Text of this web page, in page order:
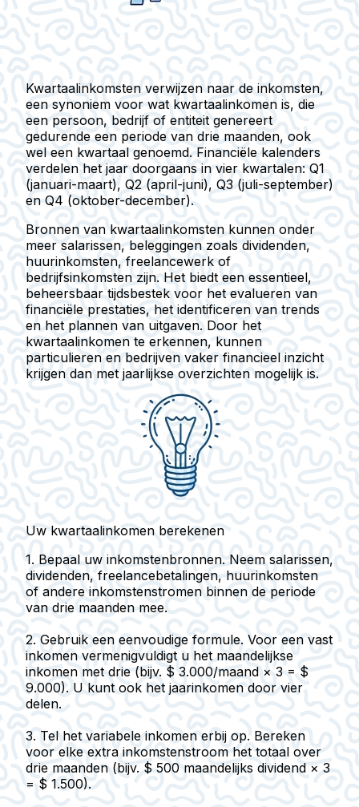
Kwartaalinkomsten verwijzen naar de inkomsten,
een synoniem voor wat kwartaalinkomen is, die
een persoon, bedrijf of entiteit genereert
gedurende een periode van drie maanden, ook
wel een kwartaal genoemd. Financiële kalenders
verdelen het jaar doorgaans in vier kwartalen: Q1
(januari-maart), Q2 (april-juni), Q3 (juli-september)
en Q4 (oktober-december).
Bronnen van kwartaalinkomsten kunnen onder
meer salarissen, beleggingen zoals dividenden,
huurinkomsten, freelancewerk of
bedrijfsinkomsten zijn. Het biedt een essentieel,
beheersbaar tijdsbestek voor het evalueren van
financiële prestaties, het identificeren van trends
en het plannen van uitgaven. Door het
kwartaalinkomen te erkennen, kunnen
particulieren en bedrijven vaker financieel inzicht
krijgen dan met jaarlijkse overzichten mogelijk is.
Uw kwartaalinkomen berekenen
1. Bepaal uw inkomstenbronnen. Neem salarissen,
dividenden, freelancebetalingen, huurinkomsten
of andere inkomstenstromen binnen de periode
van drie maanden mee.
2. Gebruik een eenvoudige formule. Voor een vast
inkomen vermenigvuldigt u het maandelijkse
inkomen met drie (bijv. $ 3.000/maand × 3 = $
9.000). U kunt ook het jaarinkomen door vier
delen.
3. Tel het variabele inkomen erbij op. Bereken
voor elke extra inkomstenstroom het totaal over
drie maanden (bijv. $ 500 maandelijks dividend × 3
= $ 1.500).